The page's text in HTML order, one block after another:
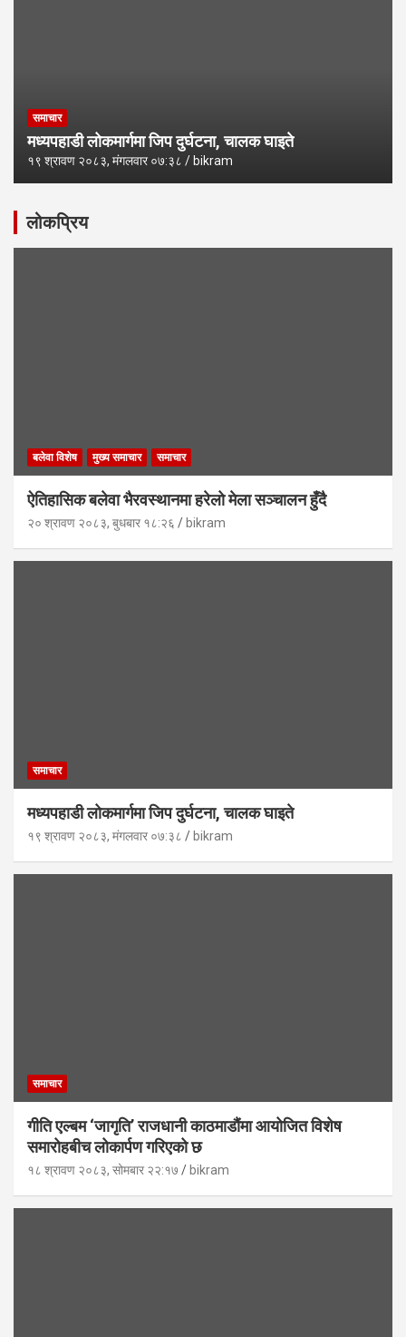
समाचार
मध्यपहाडी लोकमार्गमा जिप दुर्घटना, चालक घाइते
१९ श्रावण २०८३, मंगलवार ०७:३८ bikram
लोकप्रिय
बलेवा विशेष मुख्य समाचार समाचार
ऐतिहासिक बलेवा भैरवस्थानमा हरेलो मेला सञ्चालन हुँदै
२० श्रावण २०८३, बुधबार १८:२६ bikram
समाचार
मध्यपहाडी लोकमार्गमा जिप दुर्घटना, चालक घाइते
१९ श्रावण २०८३, मंगलवार ०७:३८ bikram
समाचार
गीति एल्बम ‘जागृति’ राजधानी काठमाडौंमा आयोजित विशेष
समारोहबीच लोकार्पण गरिएको छ
१८ श्रावण २०८३, सोमबार २२:१७ bikram